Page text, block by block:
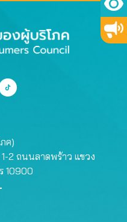
ค)
2 ถนนลาดพร้าว แขวง
10900